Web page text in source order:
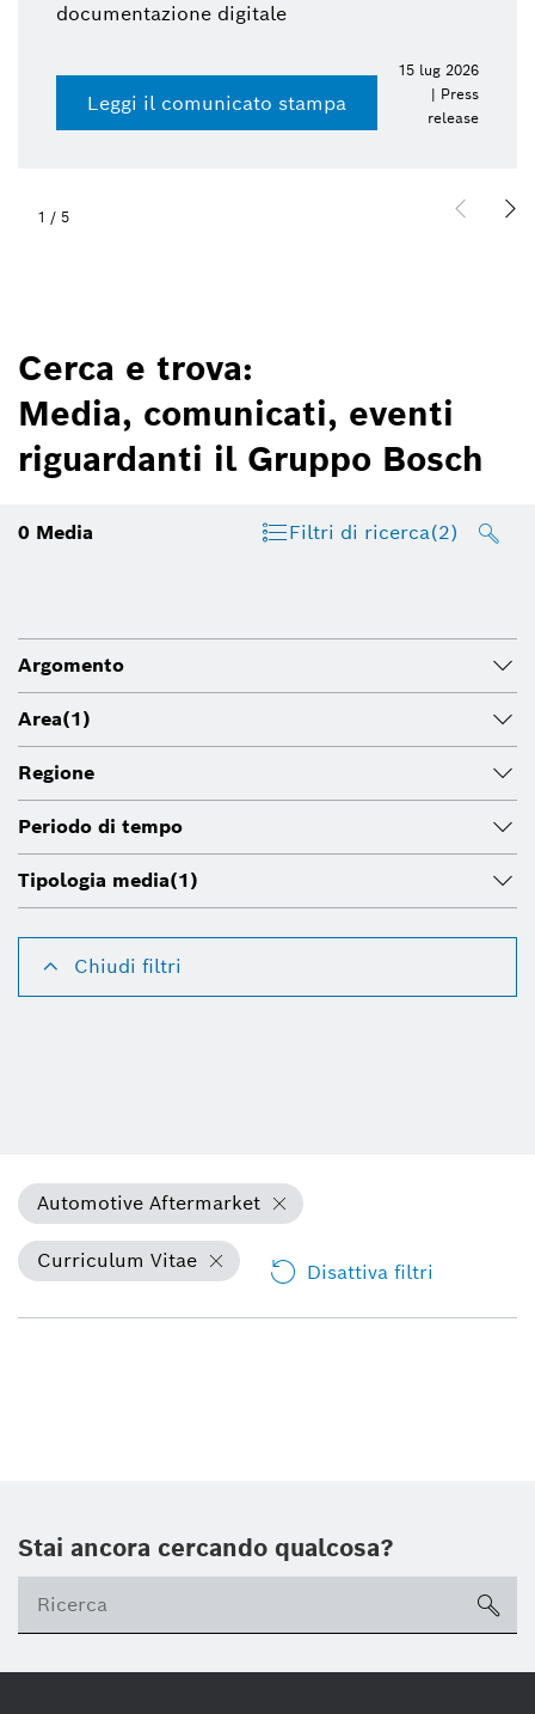
documentazione digitale
Leggi il comunicato stampa
15 lug 2026
| Press
release
1 / 5
Cerca e trova:
Media, comunicati, eventi
riguardanti il Gruppo Bosch
0 Media Filtri di ricerca(2)
Argomento
Area(1)
Regione
Periodo di tempo
Tipologia media(1)
Chiudi filtri
Automotive Aftermarket
Curriculum Vitae Disattiva filtri
Stai ancora cercando qualcosa?